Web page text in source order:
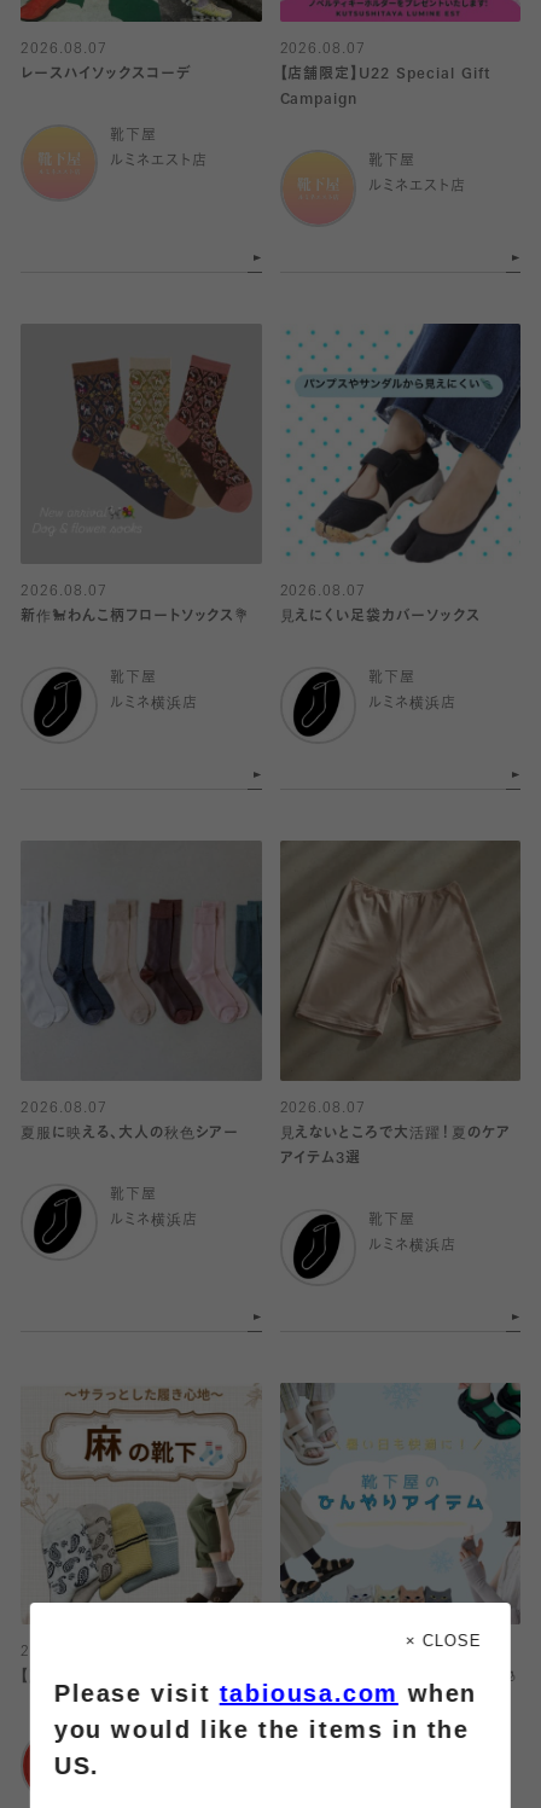
2026.08.07
レースハイソックスコーデ
靴下屋
ルミネエスト店
2026.08.07
【店舗限定】U22 Special Gift
Campaign
靴下屋
ルミネエスト店
2026.08.07
新作🐩わんこ柄フロートソックス💐
靴下屋
ルミネ横浜店
2026.08.07
見えにくい足袋カバーソックス
靴下屋
ルミネ横浜店
2026.08.07
夏服に映える、大人の秋色シアー
靴下屋
ルミネ横浜店
2026.08.07
見えないところで大活躍！夏のケア
アイテム3選
靴下屋
ルミネ横浜店
2026.08.07
【夏にオススメ🏝️】麻の靴下特集🧦
靴下屋
🧊靴下屋のひんやりアイテム特集🧊
靴下屋
× CLOSE
Please visittabiousa.com when
you would like the items in the
US.